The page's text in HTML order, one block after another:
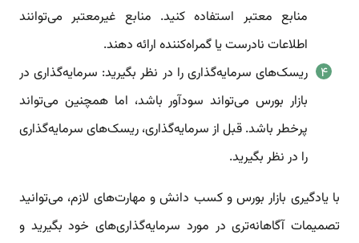
منابع معتبر استفاده کنید. منابع غیرمعتبر می‌توانند
اطلاعات نادرست یا گمراه‌کننده ارائه دهند.
ریسک‌های سرمایه‌گذاری را در نظر بگیرید: سرمایه‌گذاری در
بازار بورس می‌تواند سودآور باشد، اما همچنین می‌تواند
پرخطر باشد. قبل از سرمایه‌گذاری، ریسک‌های سرمایه‌گذاری
را در نظر بگیرید.
با یادگیری بازار بورس و کسب دانش و مهارت‌های لازم، می‌توانید
تصمیمات آگاهانه‌تری در مورد سرمایه‌گذاری‌های خود بگیرید و